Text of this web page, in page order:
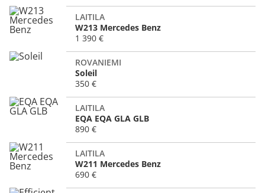
LAITILA
W213 Mercedes Benz
1 390 €
ROVANIEMI
Soleil
350 €
LAITILA
EQA EQA GLA GLB
890 €
LAITILA
W211 Mercedes Benz
690 €